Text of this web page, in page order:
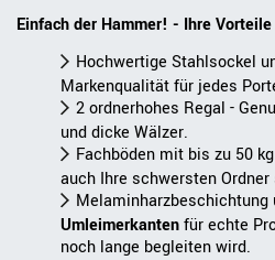
Einfach der Hammer! - Ihre
Hochwertige Stahlsockel
Markenqualität für jedes
2 ordnerhohes Regal -
und dicke Wälzer.
Fachböden mit bis zu 50
auch Ihre schwersten Ordner
Melaminharzbeschichtung
Umleimerkantenfür echte
noch lange begleiten wird.